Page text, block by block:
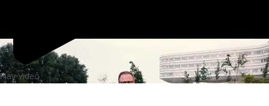
Play Video